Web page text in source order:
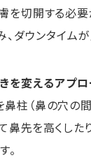
を切開する必
ダウンタイム
を変えるアプ
柱（鼻の穴の
鼻先を高くした
。